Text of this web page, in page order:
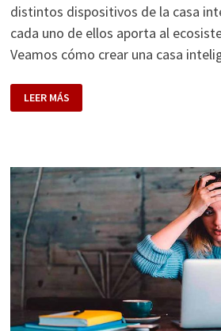
distintos dispositivos de la casa
cada uno de ellos aporta al
Veamos cómo crear una casa
PROTOCOLOS
SMART
HOME:
ZIGBEE,
THREAD
MATTER
PARA
TU
CASA
INTELIGENTE
LEER MÁS